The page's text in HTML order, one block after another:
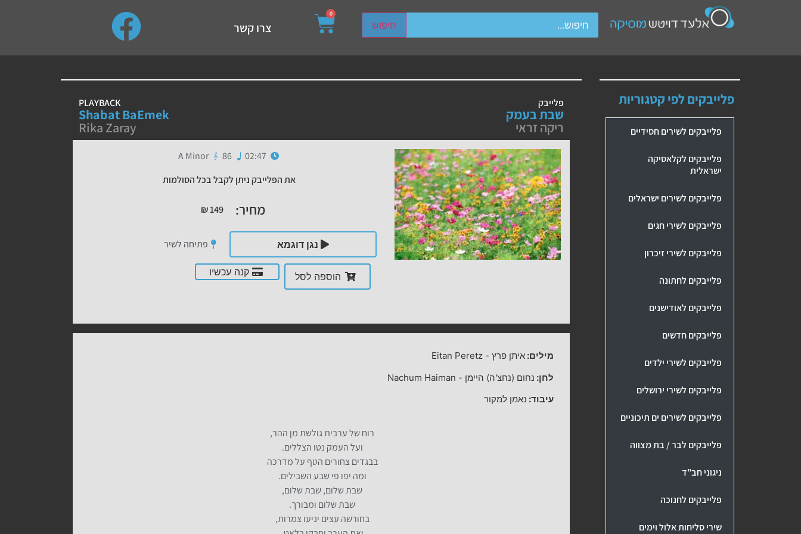
חיפוש
up and down arrows to review and enter to go to the desired page. Touch device users, explore by touch or with swipe gestures.
0
צרו קשר
פלייבקים לפי קטגוריות
פלייבקים לשירים חסידיים
פלייבקים לקלאסיקה
ישראלית
פלייבקים לשירים ישראלים
פלייבקים לשירי חגים
פלייבקים לשירי זיכרון
פלייבקים לחתונה
פלייבקים לאודישנים
פלייבקים חדשים
פלייבקים לשירי ילדים
פלייבקים לשירי ירושלים
פלייבקים לשירים ים תיכוניים
פלייבקים לבר / בת מצווה
ניגוני חב"ד
פלייבקים לחנוכה
שירי סליחות אלול וימים
פלייבק
שבת בעמק
ריקה זראי
PLAYBACK
Shabat BaEmek
Rika Zaray
02:47
86
A Minor
את הפלייבק ניתן לקבל בכל הסולמות
מחיר: ₪149
נגן דוגמא פתיחה לשיר
הוספה לסל קנה עכשיו
מילים: איתן פרץ-
Eitan Peretz
לחן: נחום (נחצ'ה) היימן -
Nachum Haiman
עיבוד: נאמן למקור
רוח של ערבית גולשת מן ההר,
ועל העמק נטו הצללים.
בבגדים צחורים הטף על מדרכה
ומה יפו פי שבע השבילים.
שבת שלום, שבת שלום,
שבת שלום ומבורך.
בחורשה עצים יניעו צמרות,